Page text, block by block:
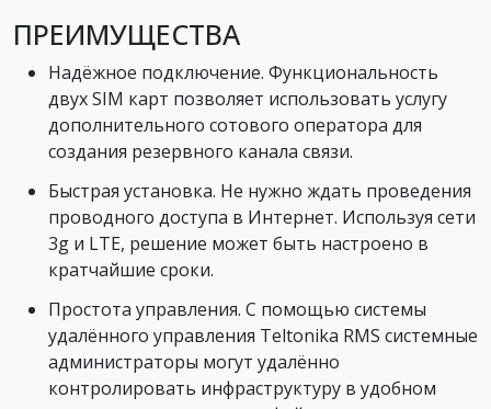
ПРЕИМУЩЕСТВА
Надёжное подключение. Функциональность
двух SIM карт позволяет использовать услугу
дополнительного сотового оператора для
создания резервного канала связи.
Быстрая установка. Не нужно ждать проведения
проводного доступа в Интернет. Используя сети
3g и LTE, решение может быть настроено в
кратчайшие сроки.
Простота управления. С помощью системы
удалённого управления Teltonika RMS системные
администраторы могут удалённо
контролировать инфраструктуру в удобном